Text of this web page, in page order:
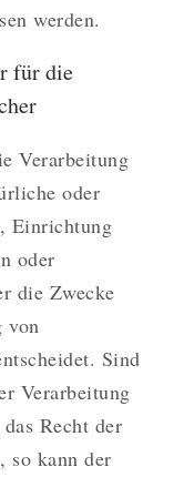
werden.
für die
Verarbeitung
oder
Einrichtung
oder
die Zwecke
von
Sind
Verarbeitung
Recht der
so kann der